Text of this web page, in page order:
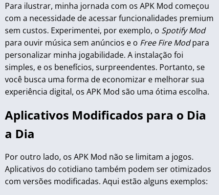
Para ilustrar, minha jornada com os APK Mod começou
com a necessidade de acessar funcionalidades premium
sem custos. Experimentei, por exemplo, o Spotify Mod
para ouvir música sem anúncios e o Free Fire Modpara
personalizar minha jogabilidade. A instalação foi
simples, e os benefícios, surpreendentes. Portanto, se
você busca uma forma de economizar e melhorar sua
experiência digital, os APK Mod são uma ótima escolha.
Aplicativos Modificados para o Dia
a Dia
Por outro lado, os APK Mod não se limitam a jogos.
Aplicativos do cotidiano também podem ser otimizados
com versões modificadas. Aqui estão alguns exemplos: